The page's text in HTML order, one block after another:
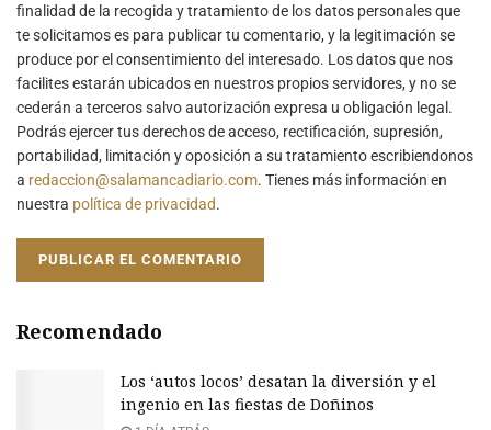
finalidad de la recogida y tratamiento de los datos personales que
te solicitamos es para publicar tu comentario, y la legitimación se
produce por el consentimiento del interesado. Los datos que nos
facilites estarán ubicados en nuestros propios servidores, y no se
cederán a terceros salvo autorización expresa u obligación legal.
Podrás ejercer tus derechos de acceso, rectificación, supresión,
portabilidad, limitación y oposición a su tratamiento escribiendonos
a redaccion@salamancadiario.com. Tienes más información en
nuestra política de privacidad.
Recomendado
Los ‘autos locos’ desatan la diversión y el
ingenio en las fiestas de Doñinos